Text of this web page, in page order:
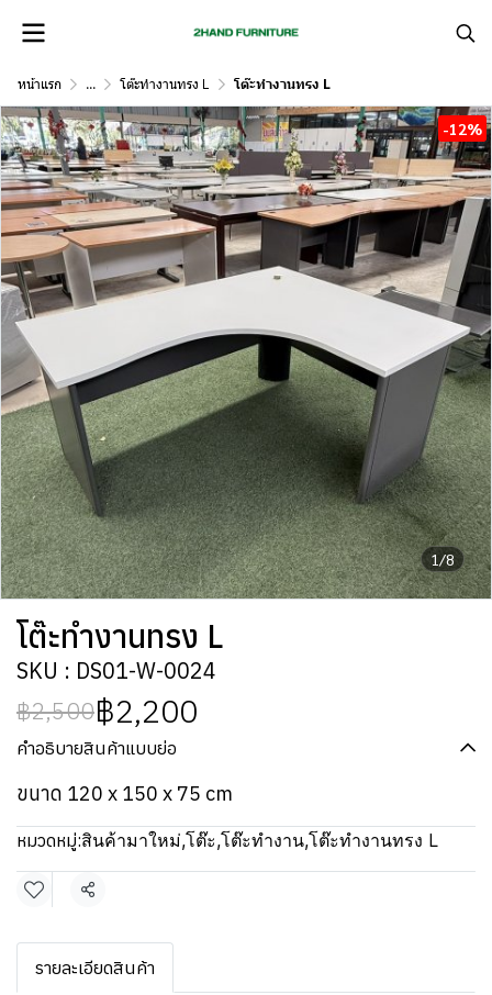
หน้าแรก ... โต๊ะทำงานทรง L โต๊ะทำงานทรง L
1/8
-12%
โต๊ะทำงานทรง L
SKU : DS01-W-0024
฿2,500฿2,200
คำอธิบายสินค้าแบบย่อ
ขนาด 120 x 150 x 75 cm
หมวดหมู่:สินค้ามาใหม่,โต๊ะ,โต๊ะทำงาน,โต๊ะทำงานทรง L
แชร์
รายละเอียดสินค้า